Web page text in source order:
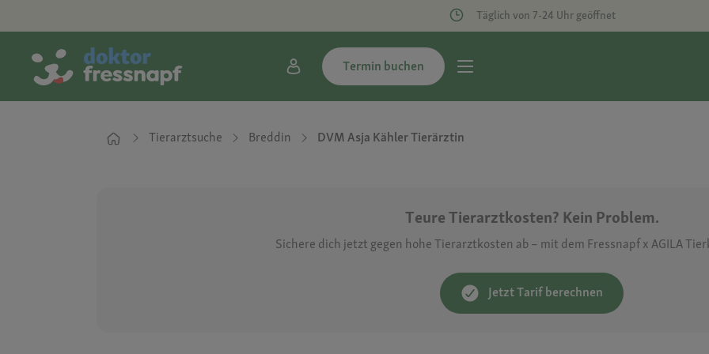
Täglich von 7-24 Uhr geöffnet
Termin buchen
Tierarztsuche Breddin DVM Asja Kähler Tierärztin
Teure Tierarztkosten? Kein Problem.
Sichere dich jetzt gegen hohe Tierarztkosten ab – mit dem Fressnapf x AGILA
Jetzt Tarif berechnen